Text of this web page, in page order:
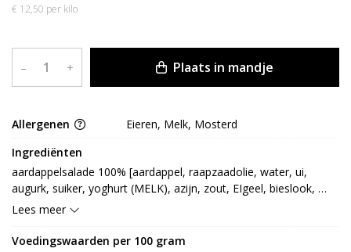
€ 12,50 per kilo
– + Plaats in mandje
Allergenen
Eieren, Melk, Mosterd
Ingrediënten
aardappelsalade 100% [aardappel, raapzaadolie, water, ui,
augurk, suiker, yoghurt (MELK), azijn, zout, EIgeel, bieslook,
aardappelzetmeel, conserveermiddel: E202, E211, MELKEIwit,
(LACTOSE)
Lees meer
Voedingswaarden per 100 gram